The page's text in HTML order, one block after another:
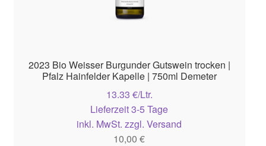
2023 Bio Weisser Burgunder Gutswein trocken |
Pfalz Hainfelder Kapelle | 750ml Demeter
13.33 €/Ltr.
Lieferzeit 3-5 Tage
inkl. MwSt. zzgl. Versand
10,00€